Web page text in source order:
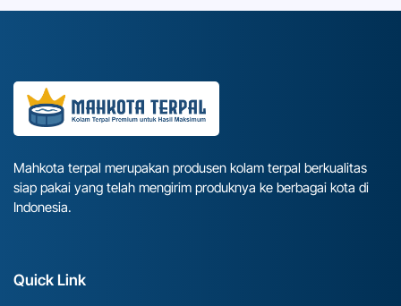
Mahkota terpal merupakan produsen kolam terpal berkualitas
siap pakai yang telah mengirim produknya ke berbagai kota di
Indonesia.
Quick Link